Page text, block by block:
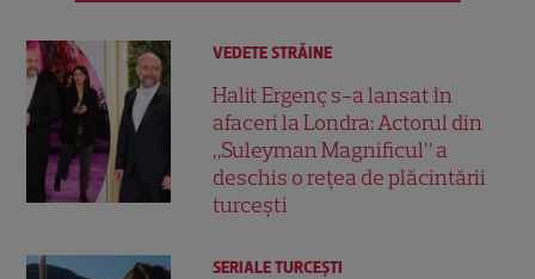
VEDETE STRĂINE
Halit Ergenç s-a lansat în
afaceri la Londra: Actorul din
„Suleyman Magnificul” a
deschis o rețea de plăcintării
turcești
SERIALE TURCEŞTI